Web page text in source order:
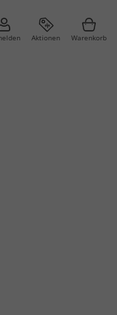
Aktionen Warenkorb